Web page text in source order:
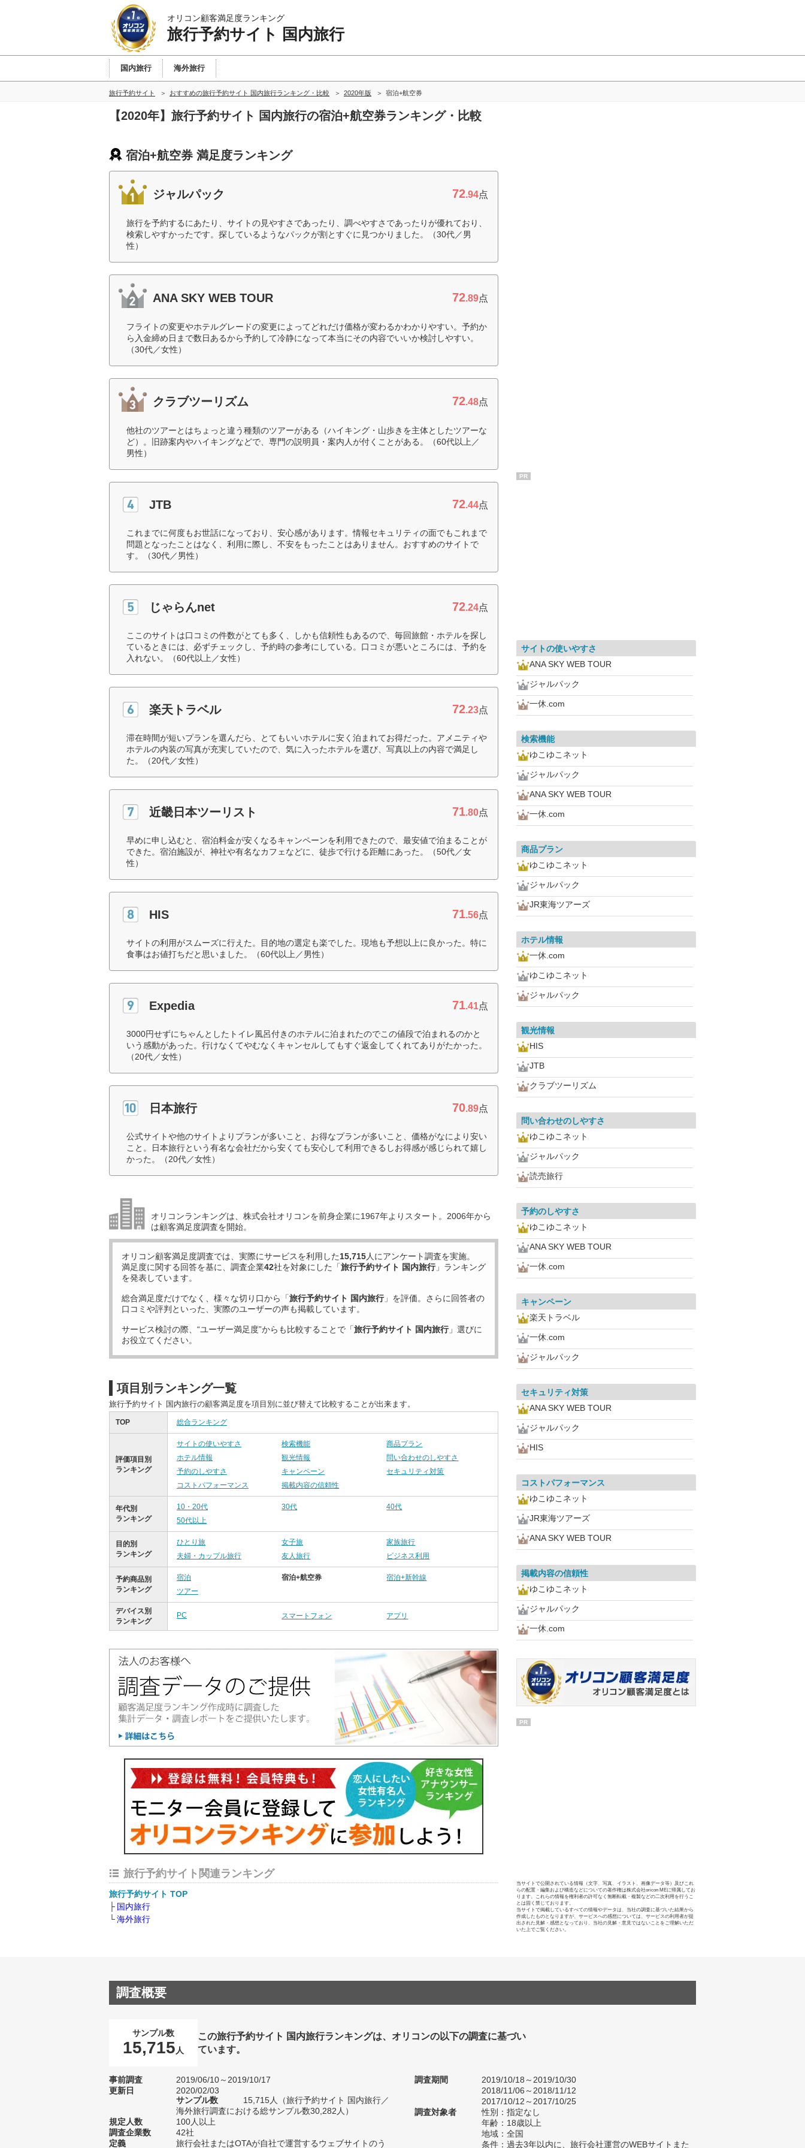
オリコン顧客満足度ランキング
旅行予約サイト 国内旅行
国内旅行 海外旅行
旅行予約サイト おすすめの旅行予約サイト 国内旅行ランキング・比較 2020年版 宿泊+航空券
【2020年】旅行予約サイト 国内旅行の宿泊+航空券ランキング・比較
宿泊+航空券 満足度ランキング
ジャルパック 72.94点
旅行を予約するにあたり、サイトの見やすさであったり、調べやすさであったりが優れており、
検索しやすかったです。探しているようなパックが割とすぐに見つかりました。（30代／男
性）
ANA SKY WEB TOUR 72.89点
フライトの変更やホテルグレードの変更によってどれだけ価格が変わるかわかりやすい。予約か
ら入金締め日まで数日あるから予約して冷静になって本当にその内容でいいか検討しやすい。
（30代／女性）
クラブツーリズム 72.48点
他社のツアーとはちょっと違う種類のツアーがある（ハイキング・山歩きを主体としたツアーな
ど）。旧跡案内やハイキングなどで、専門の説明員・案内人が付くことがある。（60代以上／
男性）
JTB 72.44点
これまでに何度もお世話になっており、安心感があります。情報セキュリティの面でもこれまで
問題となったことはなく、利用に際し、不安をもったことはありません。おすすめのサイトで
す。（30代／男性）
じゃらんnet 72.24点
ここのサイトは口コミの件数がとても多く、しかも信頼性もあるので、毎回旅館・ホテルを探し
ているときには、必ずチェックし、予約時の参考にしている。口コミが悪いところには、予約を
入れない。（60代以上／女性）
楽天トラベル 72.23点
滞在時間が短いプランを選んだら、とてもいいホテルに安く泊まれてお得だった。アメニティや
ホテルの内装の写真が充実していたので、気に入ったホテルを選び、写真以上の内容で満足し
た。（20代／女性）
近畿日本ツーリスト 71.80点
早めに申し込むと、宿泊料金が安くなるキャンペーンを利用できたので、最安値で泊まることが
できた。宿泊施設が、神社や有名なカフェなどに、徒歩で行ける距離にあった。（50代／女
性）
HIS 71.56点
サイトの利用がスムーズに行えた。目的地の選定も楽でした。現地も予想以上に良かった。特に
食事はお値打ちだと思いました。（60代以上／男性）
Expedia 71.41点
3000円せずにちゃんとしたトイレ風呂付きのホテルに泊まれたのでこの値段で泊まれるのかと
いう感動があった。行けなくてやむなくキャンセルしてもすぐ返金してくれてありがたかった。
（20代／女性）
日本旅行 70.89点
公式サイトや他のサイトよりプランが多いこと、お得なプランが多いこと、価格がなにより安い
こと。日本旅行という有名な会社だから安くても安心して利用できるしお得感が感じられて嬉し
かった。（20代／女性）
オリコンランキングは、株式会社オリコンを前身企業に1967年よりスタート。2006年から
は顧客満足度調査を開始。
オリコン顧客満足度調査では、実際にサービスを利用した15,715人にアンケート調査を実施。
満足度に関する回答を基に、調査企業42社を対象にした「旅行予約サイト 国内旅行」ランキング
を発表しています。
総合満足度だけでなく、様々な切り口から「旅行予約サイト 国内旅行」を評価。さらに回答者の
口コミや評判といった、実際のユーザーの声も掲載しています。
サービス検討の際、“ユーザー満足度”からも比較することで「旅行予約サイト 国内旅行」選びに
お役立てください。
項目別ランキング一覧
旅行予約サイト 国内旅行の顧客満足度を項目別に並び替えて比較することが出来ます。
TOP 総合ランキング
評価項目別
ランキング
サイトの使いやすさ 検索機能
商品プラン
ホテル情報
観光情報
問い合わせのしやすさ
予約のしやすさ
キャンペーン
セキュリティ対策
コストパフォーマンス
掲載内容の信頼性
年代別
ランキング
10・20代 30代
40代
50代以上
目的別
ランキング
ひとり旅 女子旅
家族旅行
夫婦・カップル旅行
友人旅行 ビジネス利用
予約商品別
ランキング
宿泊 宿泊+航空券
宿泊+新幹線
ツアー
デバイス別
ランキング
PC スマートフォン アプリ
旅行予約サイト関連ランキング
旅行予約サイト TOP
国内旅行
海外旅行
PR
サイトの使いやすさ
ANA SKY WEB TOUR
ジャルパック
一休.com
検索機能
ゆこゆこネット
ジャルパック
ANA SKY WEB TOUR
一休.com
商品プラン
ゆこゆこネット
ジャルパック
JR東海ツアーズ
ホテル情報
一休.com
ゆこゆこネット
ジャルパック
観光情報
HIS
JTB
クラブツーリズム
問い合わせのしやすさ
ゆこゆこネット
ジャルパック
読売旅行
予約のしやすさ
ゆこゆこネット
ANA SKY WEB TOUR
一休.com
キャンペーン
楽天トラベル
一休.com
ジャルパック
セキュリティ対策
ANA SKY WEB TOUR
ジャルパック
HIS
コストパフォーマンス
ゆこゆこネット
JR東海ツアーズ
ANA SKY WEB TOUR
掲載内容の信頼性
ゆこゆこネット
ジャルパック
一休.com
PR
当サイトで公開されている情報（文字、写真、イラスト、画像データ等）及びこれ
らの配置・編集および構造などについての著作権は株式会社oricon MEに帰属してお
ります。これらの情報を権利者の許可なく無断転載・複製などの二次利用を行うこ
とは固く禁じております。
当サイトで掲載しているすべての情報やデータは、当社の調査に基づいた結果から
作成したものとなりますが、サービスへの感想については、サービスの利用者が提
出された見解・感想となっており、当社の見解・意見ではないことをご理解いただ
いた上でご覧ください。
調査概要
サンプル数
15,715 人
この旅行予約サイト 国内旅行ランキングは、オリコンの以下の調査に基づい
ています。
事前調査
2019/06/10～2019/10/17
更新日
2020/02/03
サンプル数
15,715人（旅行予約サイト 国内旅行／
海外旅行調査における総サンプル数30,282人）
規定人数
100人以上
調査企業数
42社
定義
旅行会社またはOTAが自社で運営するウェブサイトのう
調査期間
2019/10/18～2019/10/30
2018/11/06～2018/11/12
2017/10/12～2017/10/25
調査対象者
性別：指定なし
年齢：18歳以上
地域：全国
条件：過去3年以内に、旅行会社運営のWEBサイトまた